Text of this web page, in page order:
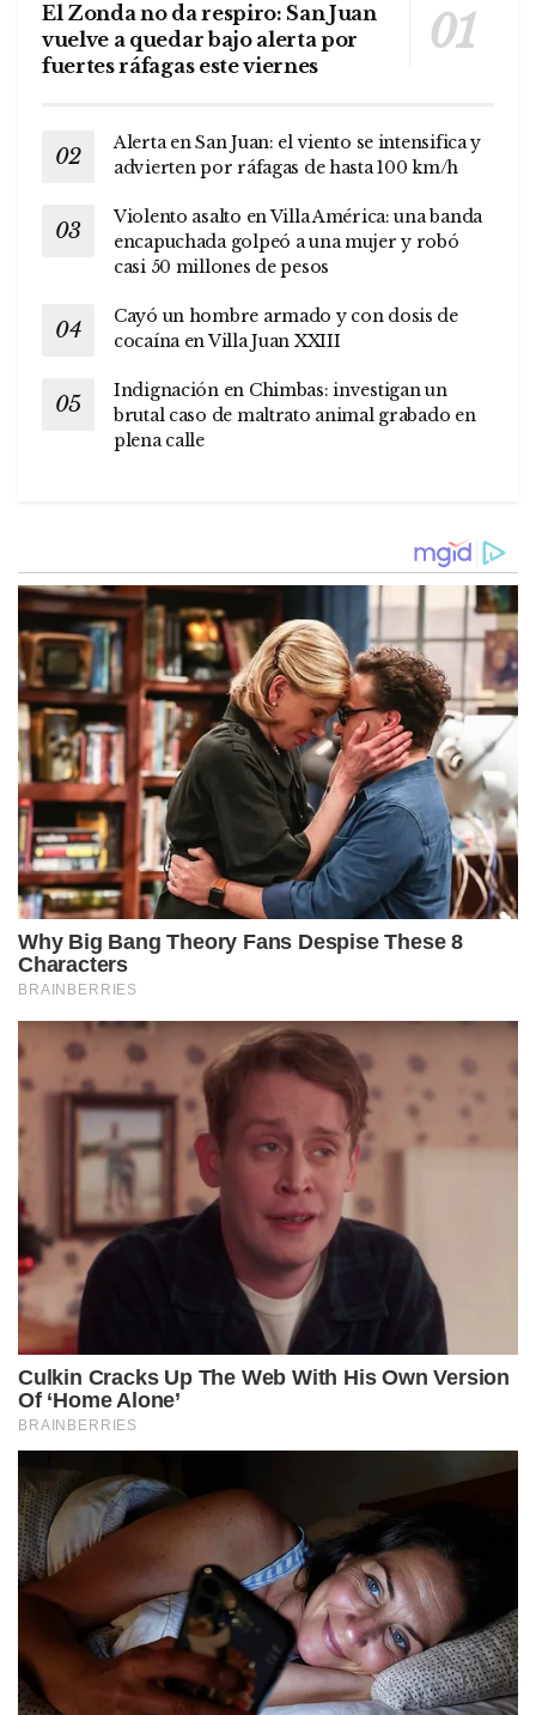
El Zonda no da respiro: San Juan
vuelve a quedar bajo alerta por
fuertes ráfagas este viernes
Alerta en San Juan: el viento se intensifica y
advierten por ráfagas de hasta 100 km/h
Violento asalto en Villa América: una banda
encapuchada golpeó a una mujer y robó
casi 50 millones de pesos
Cayó un hombre armado y con dosis de
cocaína en Villa Juan XXIII
Indignación en Chimbas: investigan un
brutal caso de maltrato animal grabado en
plena calle